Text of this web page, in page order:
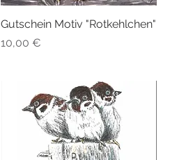
Schnellansicht
Gutschein Motiv "Rotkehlchen"
Preis
10,00 €